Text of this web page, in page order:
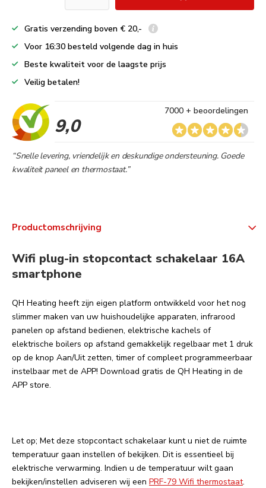
Gratis verzending boven € 20,-
Voor 16:30 besteld volgende dag in huis
Beste kwaliteit voor de laagste prijs
Veilig betalen!
9,0
7000 + beoordelingen
“Snelle levering, vriendelijk en deskundige ondersteuning. Goede
kwaliteit paneel en thermostaat.”
Productomschrijving
Wifi plug-in stopcontact schakelaar 16A
smartphone
QH Heating heeft zijn eigen platform ontwikkeld voor het nog
slimmer maken van uw huishoudelijke apparaten, infrarood
panelen op afstand bedienen, elektrische kachels of
elektrische boilers op afstand gemakkelijk regelbaar met 1 druk
op de knop Aan/Uit zetten, timer of compleet programmeerbaar
instelbaar met de APP! Download gratis de QH Heating in de
APP store.
Let op; Met deze stopcontact schakelaar kunt u niet de ruimte
temperatuur gaan instellen of bekijken. Dit is essentieel bij
elektrische verwarming. Indien u de temperatuur wilt gaan
bekijken/instellen adviseren wij een PRF-79 Wifi thermostaat.